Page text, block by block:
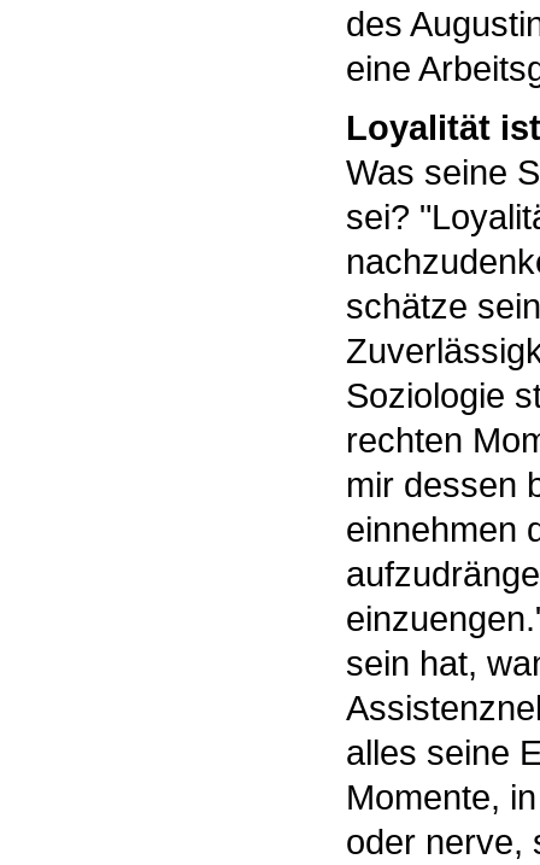
des
eine
Loyalität
Was seine
sei?
schätze
Soziologie
rechten
mir dessen
einnehmen
sein hat,
alles seine
Momente,
oder nerve,